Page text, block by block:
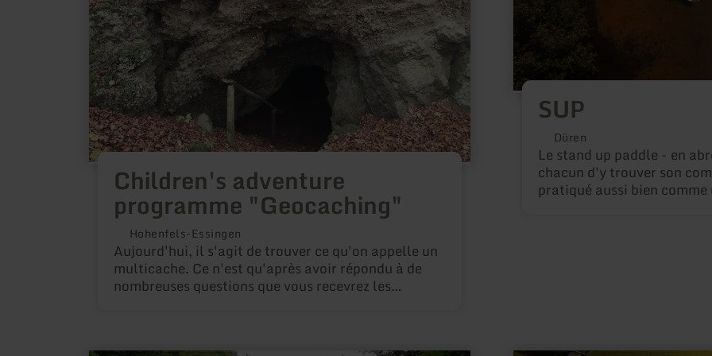
Children's adventure
programme "Geocaching"
Hohenfels-Essingen
Aujourd'hui, il s'agit de trouver ce qu'on appelle un
multicache. Ce n'est qu'après avoir répondu à de
nombreuses questions que vous recevrez les
SUP
Düren
Le stand up paddle - en
chacun d'y trouver son
pratiqué aussi bien